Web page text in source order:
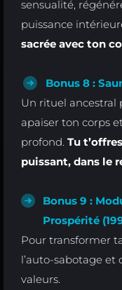
sensualité,
puissance
sacrée avec ton
Bonus 8 :
Un rituel ancestral
apaiser ton corps
profond. Tu
puissant, dans le
Bonus 9 :
Prospérité
Pour transformer
l’auto-sabotage et
valeurs.